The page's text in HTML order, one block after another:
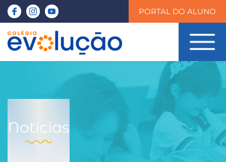
PORTAL DO ALUNO
Notícias